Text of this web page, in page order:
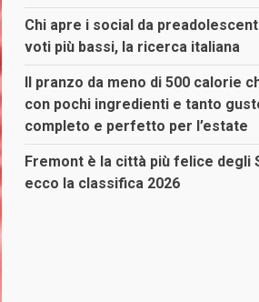
Chi apre i social da
voti più bassi, la ricerca italiana
Il pranzo da meno di 500 calorie
con pochi ingredienti e tanto
completo e perfetto per l’estate
Fremont è la città più felice degli
ecco la classifica 2026